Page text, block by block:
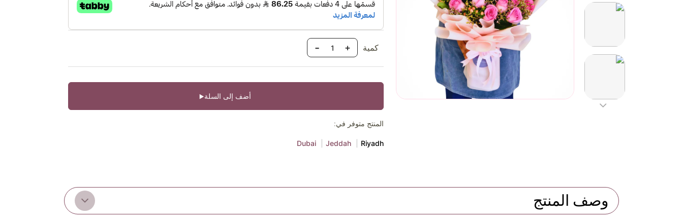
كمية - +
أضف إلى السلة
المنتج متوفر في:
Riyadh
Jeddah
Dubai
وصف المنتج